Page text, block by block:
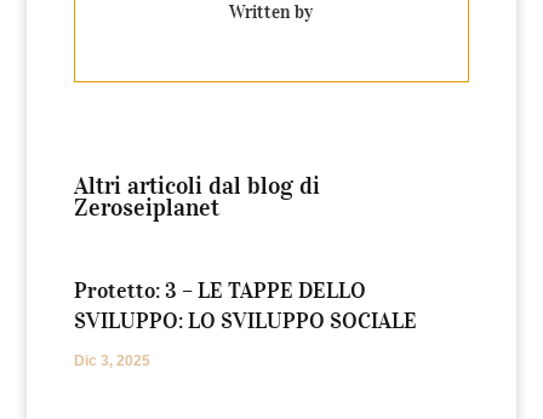
Written by
Altri articoli dal blog di
Zeroseiplanet
Protetto: 3 – LE TAPPE DELLO
SVILUPPO: LO SVILUPPO SOCIALE
Dic 3, 2025